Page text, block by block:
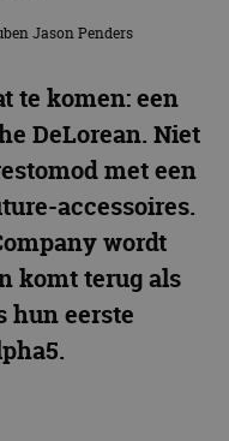
Jason Penders
te komen: een
DeLorean. Niet
met een
accessoires.
wordt
komt terug als
hun eerste